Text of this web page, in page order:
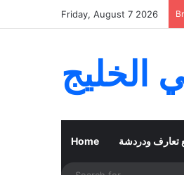
Friday, August 7 2026
الخليج
Home تعارف ودردشة